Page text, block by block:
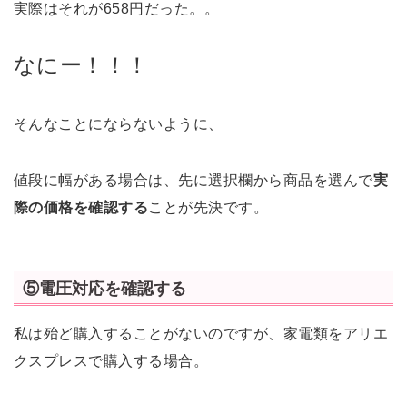
実際はそれが658円だった。。
なにー！！！
そんなことにならないように、
値段に幅がある場合は、先に選択欄から商品を選んで実
際の価格を確認することが先決です。
⑤電圧対応を確認する
私は殆ど購入することがないのですが、家電類をアリエ
クスプレスで購入する場合。